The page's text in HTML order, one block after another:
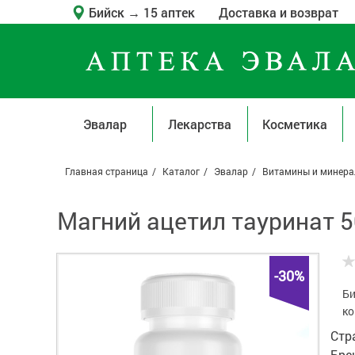
Бийск → 15 аптек Доставка и возврат
Эвалар Лекарства Косметика
Главная страница Каталог Эвалар Витамины и
Магний ацетил тауринат
-30%